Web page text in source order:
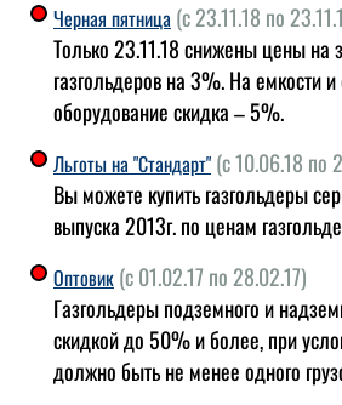
Черная пятница (с 23.11.18 по
Только 23.11.18 снижены цены на
газгольдеров на 3%. На емкости и
оборудование скидка – 5%.
Льготы на "Стандарт" (с 10.06.18 по
Вы можете купить газгольдеры
выпуска 2013г. по ценам
Оптовик (с 01.02.17 по 28.02.17)
Газгольдеры подземного и
скидкой до 50% и более, при
должно быть не менее одного